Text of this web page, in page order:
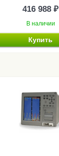
416 988 ₽
В наличии
Купить